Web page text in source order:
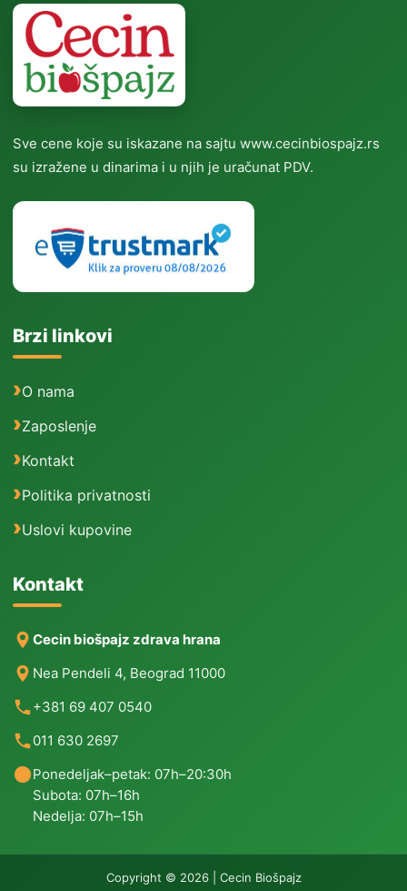
Sve cene koje su iskazane na sajtu www.cecinbiospajz.rs
su izražene u dinarima i u njih je uračunat PDV.
Brzi linkovi
O nama
Zaposlenje
Kontakt
Politika privatnosti
Uslovi kupovine
Kontakt
Cecin biošpajz zdrava hrana
Nea Pendeli 4, Beograd 11000
+381 69 407 0540
011 630 2697
Ponedeljak–petak: 07h–20:30h
Subota: 07h–16h
Nedelja: 07h–15h
Copyright © 2026 | Cecin Biošpajz